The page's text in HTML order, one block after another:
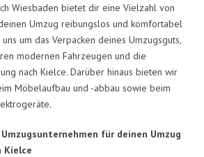
Wiesbaden bietet dir eine Vielzahl von
Umzug reibungslos und komfortabel
um das Verpacken deines Umzugsguts,
modernen Fahrzeugen und die
nach Kielce. Darüber hinaus bieten wir
Möbelaufbau und -abbau sowie beim
für deinen Umzug
Kielce